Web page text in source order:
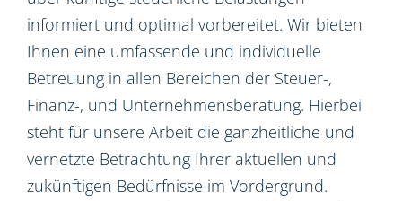
informiert und optimal vorbereitet. Wir bieten
Ihnen eine umfassende und individuelle
Betreuung in allen Bereichen der Steuer-,
Finanz-, und Unternehmensberatung. Hierbei
steht für unsere Arbeit die ganzheitliche und
vernetzte Betrachtung Ihrer aktuellen und
zukünftigen Bedürfnisse im Vordergrund.